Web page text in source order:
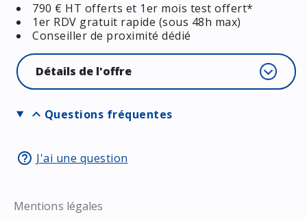
790 € HT offerts et 1er mois test offert*
1er RDV gratuit rapide (sous 48h max)
Conseiller de proximité dédié
Détails de l'offre
expand_more Questions fréquentes
help_outline J'ai une question
Mentions légales